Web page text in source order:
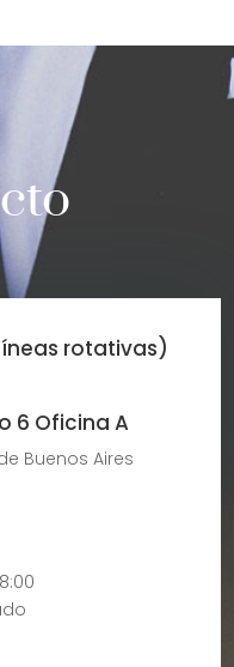
rotativas)
6 Oficina A
Buenos Aires